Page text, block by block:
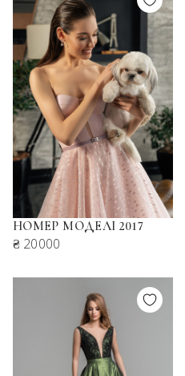
НОМЕР МОДЕЛІ 2017
₴ 20000